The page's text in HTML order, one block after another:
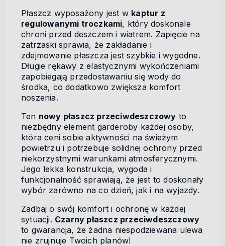
Płaszcz wyposażony jest w kaptur z
regulowanymi troczkami, który doskonale
chroni przed deszczem i wiatrem. Zapięcie na
zatrzaski sprawia, że zakładanie i
zdejmowanie płaszcza jest szybkie i wygodne.
Długie rękawy z elastycznymi wykończeniami
zapobiegają przedostawaniu się wody do
środka, co dodatkowo zwiększa komfort
noszenia.
Ten nowy płaszcz przeciwdeszczowy to
niezbędny element garderoby każdej osoby,
która ceni sobie aktywności na świeżym
powietrzu i potrzebuje solidnej ochrony przed
niekorzystnymi warunkami atmosferycznymi.
Jego lekka konstrukcja, wygoda i
funkcjonalność sprawiają, że jest to doskonały
wybór zarówno na co dzień, jak i na wyjazdy.
Zadbaj o swój komfort i ochronę w każdej
sytuacji. Czarny płaszcz przeciwdeszczowy
to gwarancja, że żadna niespodziewana ulewa
nie zrujnuje Twoich planów!